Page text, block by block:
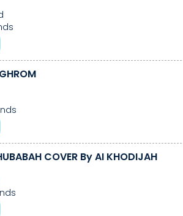
COVER By AI KHODIJAH